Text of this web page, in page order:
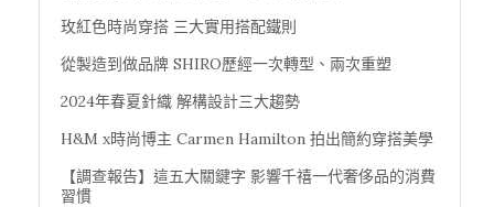
玫紅色時尚穿搭 三大實用搭配鐵則
從製造到做品牌 SHIRO歷經一次轉型、兩次重塑
2024年春夏針織 解構設計三大趨勢
H&M x時尚博主 Carmen Hamilton 拍出簡約穿搭美學
【調查報告】這五大關鍵字 影響千禧一代奢侈品的消費
習慣